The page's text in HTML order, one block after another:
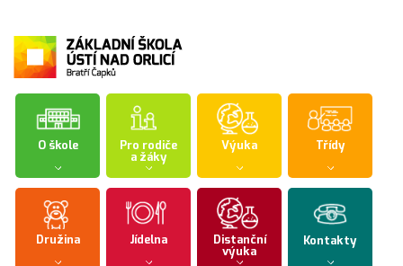
O škole Pro rodiče
a žáky
Výuka Třídy
Družina Jídelna Distanční
výuka
Kontakty